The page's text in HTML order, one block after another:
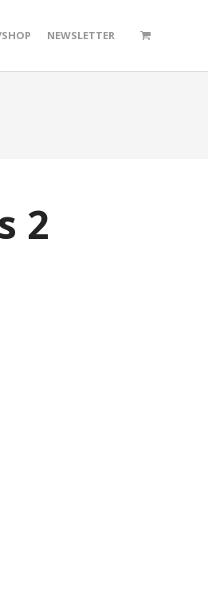
NEWSLETTER
2